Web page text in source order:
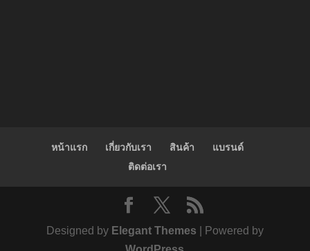
หน้าแรก เกี่ยวกับเรา สินค้า
แบรนด์
ติดต่อเรา
Designed by Elegant Themes | Powered by